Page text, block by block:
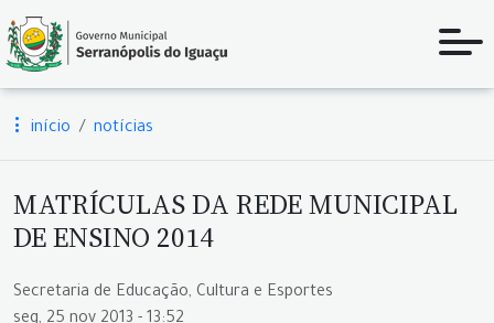
início notícias
MATRÍCULAS DA REDE MUNICIPAL
DE ENSINO 2014
Secretaria de Educação, Cultura e Esportes